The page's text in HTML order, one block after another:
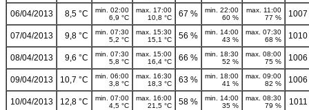
06/04/2013 8,5 °C
min. 02:00
6,9 °C
max. 17:00
10,8 °C
67 %
min. 22:00
60 %
max. 11:00
77 %
07/04/2013 9,8 °C
min. 07:30
5,2 °C
max. 15:30
15,1 °C
56 %
min. 14:00
43 %
max. 07:30
68 %
08/04/2013 9,6 °C
min. 07:30
5,8 °C
max. 15:00
16,4 °C
66 %
min. 18:30
52 %
max. 08:00
75 %
09/04/2013 10,7 °C
min. 06:00
3,8 °C
max. 16:30
18,3 °C
63 %
min. 18:00
41 %
max. 09:00
82 %
10/04/2013 12,8 °C
min. 07:00
4,5 °C
max. 16:00
21,5 °C
58 %
min. 14:00
35 %
max. 08:30
79 %